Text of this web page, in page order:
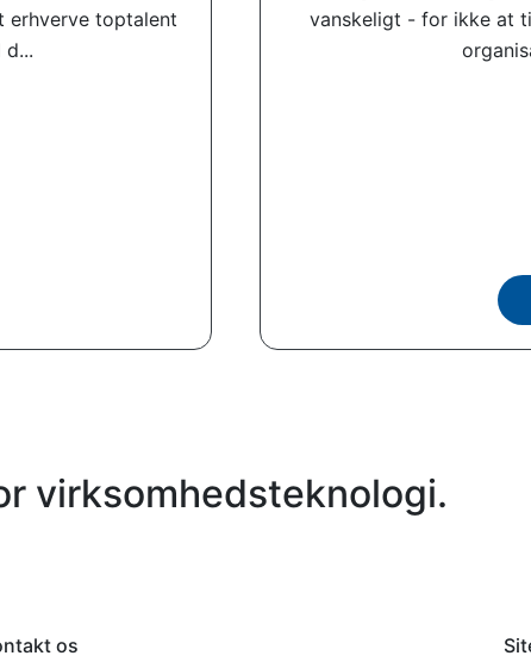
erhverve toptalent
vanskeligt - for ikke at
virksomhedsteknologi.
os